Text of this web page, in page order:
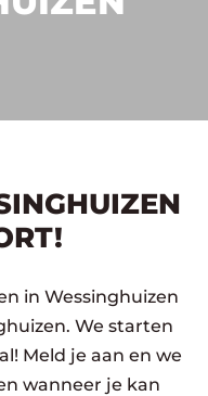
in Wessinghuizen
We starten
Meld je aan en we
wanneer je kan